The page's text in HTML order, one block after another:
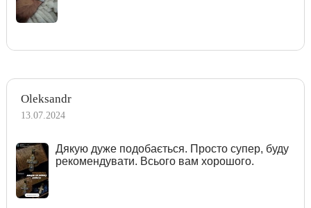
Oleksandr
13.07.2024
Дякую дуже подобається. Просто супер, буду
рекомендувати. Всього вам хорошого.